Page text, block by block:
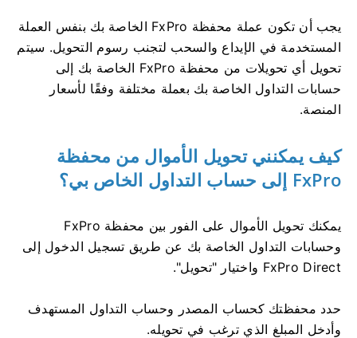
يجب أن تكون عملة محفظة FxPro الخاصة بك بنفس العملة
المستخدمة في الإيداع والسحب لتجنب رسوم التحويل. سيتم
تحويل أي تحويلات من محفظة FxPro الخاصة بك إلى
حسابات التداول الخاصة بك بعملة مختلفة وفقًا لأسعار
المنصة.
كيف يمكنني تحويل الأموال من محفظة
FxPro إلى حساب التداول الخاص بي؟
يمكنك تحويل الأموال على الفور بين محفظة FxPro
وحسابات التداول الخاصة بك عن طريق تسجيل الدخول إلى
FxPro Direct واختيار "تحويل".
حدد محفظتك كحساب المصدر وحساب التداول المستهدف
وأدخل المبلغ الذي ترغب في تحويله.